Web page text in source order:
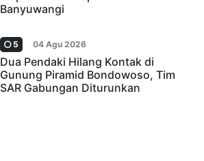
Banyuwangi
5 04 Agu 2026
Dua Pendaki Hilang Kontak di
Gunung Piramid Bondowoso, Tim
SAR Gabungan Diturunkan